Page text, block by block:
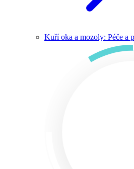
Kuří oka a mozoly: Péče a